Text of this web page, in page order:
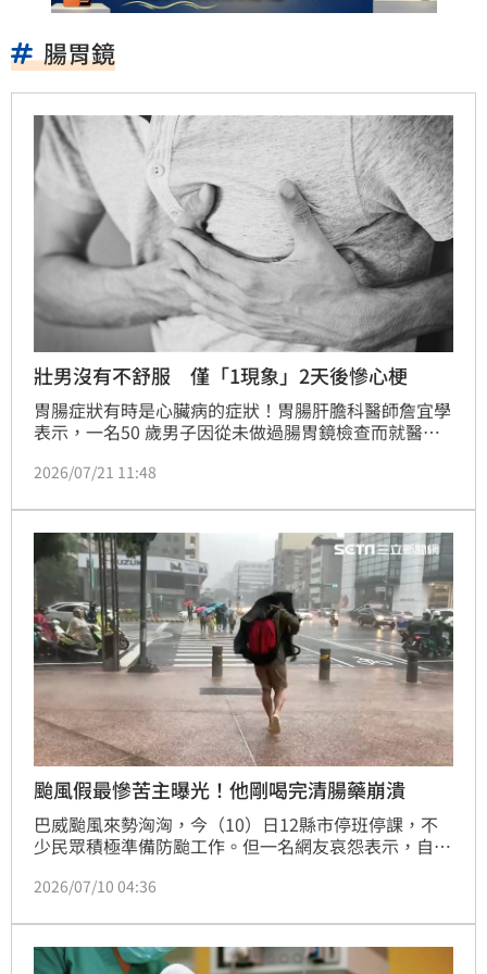
腸胃鏡
壯男沒有不舒服 僅「1現象」2天後慘心梗
胃腸症狀有時是心臟病的症狀！胃腸肝膽科醫師詹宜學
表示，一名50 歲男子因從未做過腸胃鏡檢查而就醫，
柱，即使休息後也未下降，男子表示，他從未量過血
急性心梗住進加護病房。
2026/07/21 11:48
颱風假最慘苦主曝光！他剛喝完清腸藥崩潰
巴威颱風來勢洶洶，今（10）日12縣市停班停課，不
少民眾積極準備防颱工作。但一名網友哀怨表示，自己
腸藥，就被通知「健檢中心停診1天」，需要改期健
第一名。」
2026/07/10 04:36